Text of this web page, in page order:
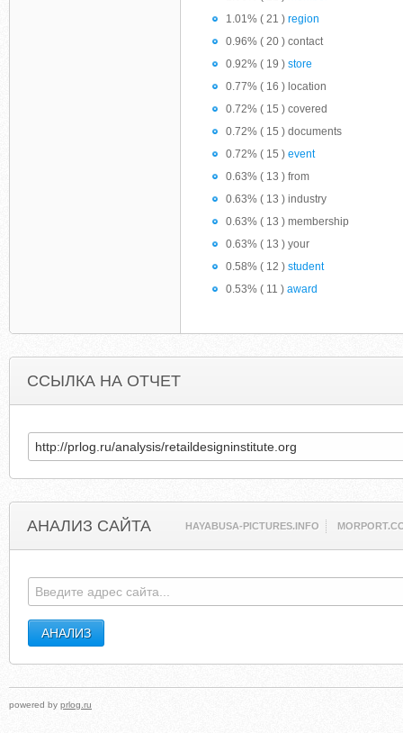
1.01% ( 21 ) region
0.96% ( 20 ) contact
0.92% ( 19 ) store
0.77% ( 16 ) location
0.72% ( 15 ) covered
0.72% ( 15 ) documents
0.72% ( 15 ) event
0.63% ( 13 ) from
0.63% ( 13 ) industry
0.63% ( 13 ) membership
0.63% ( 13 ) your
0.58% ( 12 ) student
0.53% ( 11 ) award
ССЫЛКА НА ОТЧЕТ
АНАЛИЗ САЙТА HAYABUSA-PICTURES.INFO
powered by prlog.ru